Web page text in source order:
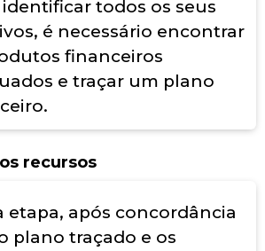
todos os seus
é necessário encontrar
financeiros
e traçar um plano
recursos
etapa, após concordância
plano traçado e os